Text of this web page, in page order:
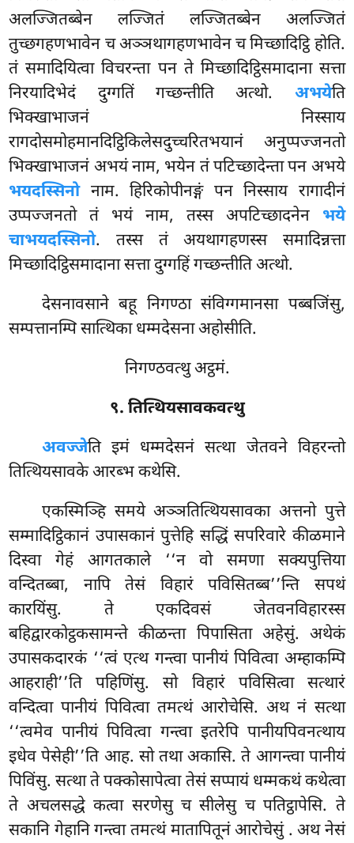
अलज्जितब्बेनलज्जितं लज्जितब्बेन अलज्जितं
तुच्छगहणभावेन च अञ्ञथागहणभावेन च मिच्छादिट्ठि होति.
तं समादियित्वा विचरन्ता पन ते मिच्छादिट्ठिसमादाना सत्ता
निरयादिभेदं दुग्गतिं गच्छन्तीति अत्थो. अभयेति
भिक्खाभाजनं निस्साय
रागदोसमोहमानदिट्ठिकिलेसदुच्चरितभयानं अनुप्पज्जनतो
भिक्खाभाजनं अभयं नाम, भयेन तं पटिच्छादेन्ता पन अभये
भयदस्सिनोनाम. हिरिकोपीनङ्गं पन निस्साय रागादीनं
उप्पज्जनतो तं भयं नाम, तस्स अपटिच्छादनेन भये
चाभयदस्सिनो. तस्स तं अयथागहणस्स समादिन्नत्ता
मिच्छादिट्ठिसमादाना सत्ता दुग्गहिं गच्छन्तीति अत्थो.
देसनावसाने बहू निगण्ठा संविग्गमानसा पब्बजिंसु,
सम्पत्तानम्पि सात्थिका धम्मदेसना अहोसीति.
निगण्ठवत्थु अट्ठमं.
९. तित्थियसावकवत्थु
अवज्जेतिइमं धम्मदेसनं सत्था जेतवने विहरन्तो
तित्थियसावके आरब्भ कथेसि.
एकस्मिञ्हि समये अञ्ञतित्थियसावका अत्तनो पुत्ते
सम्मादिट्ठिकानं उपासकानं पुत्तेहि सद्धिं सपरिवारे कीळमाने
दिस्वा गेहं आगतकाले ‘‘न वो समणा सक्यपुत्तिया
वन्दितब्बा, नापि तेसं विहारं पविसितब्ब’’न्ति सपथं
कारयिंसु. ते एकदिवसं जेतवनविहारस्स
बहिद्वारकोट्ठकसामन्ते कीळन्ता पिपासिता अहेसुं. अथेकं
उपासकदारकं ‘‘त्वं एत्थ गन्त्वा पानीयं पिवित्वा अम्हाकम्पि
आहराही’’ति पहिणिंसु. सो विहारं पविसित्वा सत्थारं
वन्दित्वा पानीयं पिवित्वा तमत्थं आरोचेसि. अथ नं सत्था
‘‘त्वमेव पानीयं पिवित्वा गन्त्वा इतरेपि पानीयपिवनत्थाय
इधेव पेसेही’’ति आह. सो तथा अकासि. ते आगन्त्वा पानीयं
पिविंसु. सत्था ते पक्कोसापेत्वा तेसं सप्पायं धम्मकथं कथेत्वा
ते अचलसद्धे कत्वा सरणेसु च सीलेसु च पतिट्ठापेसि. ते
सकानि गेहानि गन्त्वा तमत्थं मातापितूनं आरोचेसुं . अथ नेसं